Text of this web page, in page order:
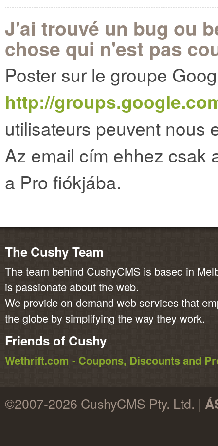
J'ai trouvé un bug ou
chose qui n'est pas
Poster sur le groupe
http://
utilisateurs peuvent nous
Az email cím ehhez csak
a Pro fiókjába.
The Cushy Team
The team behind CushyCMS is based in
is passionate about the web.
We provide on-demand web services that
the globe by simplifying the way they work.
Friends of Cushy
Wethrift.com - Coupons, Discounts and
©2007-2026 CushyCMS Pty. Ltd. |